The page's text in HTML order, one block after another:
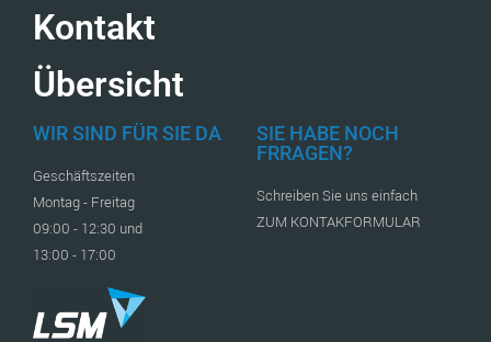
Kontakt
Übersicht
WIR SIND FÜR SIE DA
Geschäftszeiten
Montag - Freitag
09:00 - 12:30 und
13:00 - 17:00
SIE HABE NOCH
FRRAGEN?
Schreiben Sie uns einfach
ZUM KONTAKFORMULAR